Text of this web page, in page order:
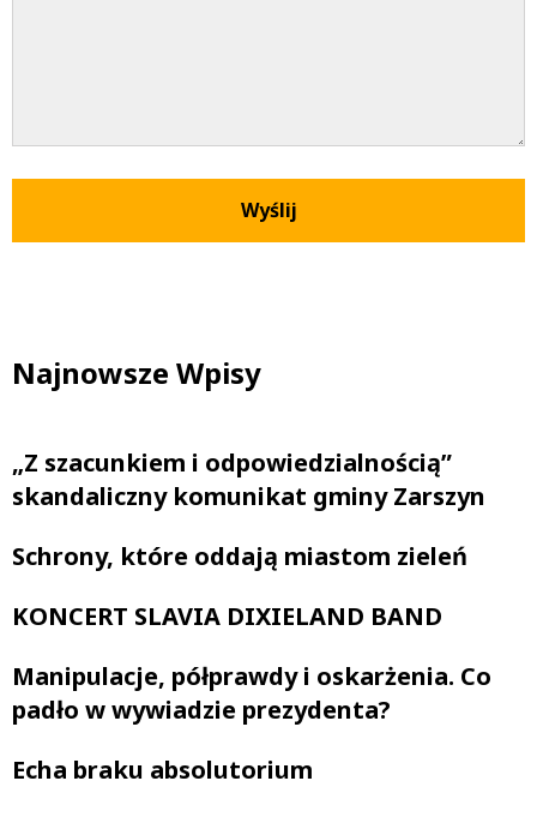
Najnowsze Wpisy
„Z szacunkiem i odpowiedzialnością”
skandaliczny komunikat gminy Zarszyn
Schrony, które oddają miastom zieleń
KONCERT SLAVIA DIXIELAND BAND
Manipulacje, półprawdy i oskarżenia. Co
padło w wywiadzie prezydenta?
Echa braku absolutorium